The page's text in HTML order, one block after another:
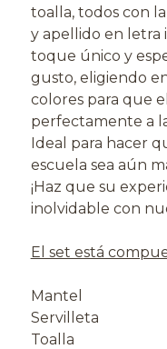
toalla, todos con
y apellido en letra
toque único y
gusto, eligiendo
colores para que
perfectamente a
Ideal para hacer
escuela sea aún
¡Haz que su
inolvidable con
El set está
Mantel
Servilleta
Toalla